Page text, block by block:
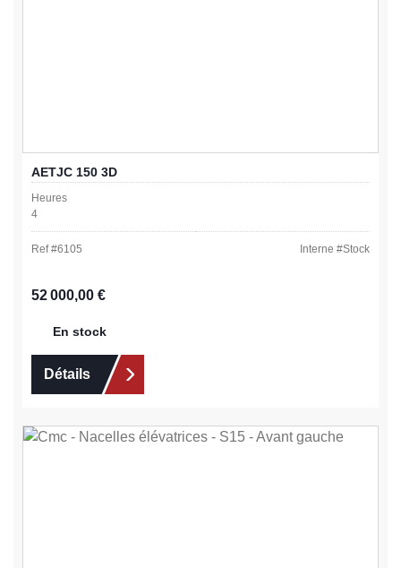
AETJC 150 3D
Heures
4
Ref #6105 Interne #Stock
Prix régulier :
52 000,00 €
En stock
Détails